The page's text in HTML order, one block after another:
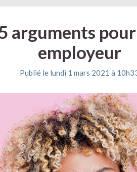
arguments
employeur
Publié le lundi 1 mars 2021 à